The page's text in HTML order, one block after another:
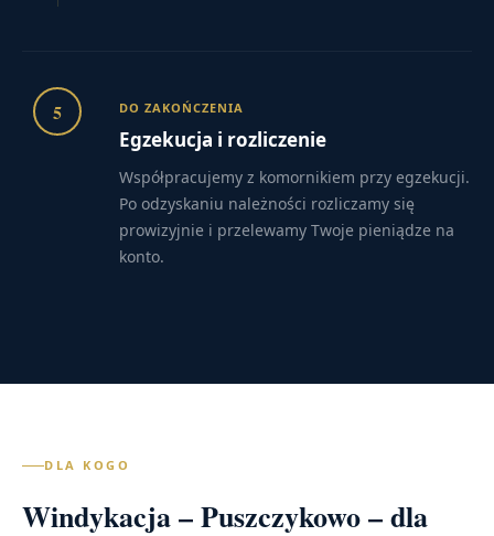
5 DO ZAKOŃCZENIA
Egzekucja i rozliczenie
Współpracujemy z komornikiem przy egzekucji.
Po odzyskaniu należności rozliczamy się
prowizyjnie i przelewamy Twoje pieniądze na
konto.
DLA KOGO
Windykacja – Puszczykowo – dla